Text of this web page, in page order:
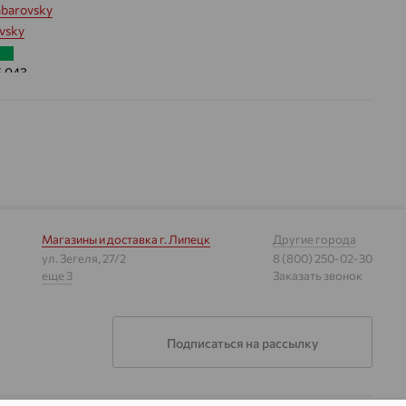
Магазины и доставка г. Липецк
ул. Зегеля, 27/2
еще 3
Другие города
8 (800) 250-02-30
Заказать звонок
Подписаться на рассылку